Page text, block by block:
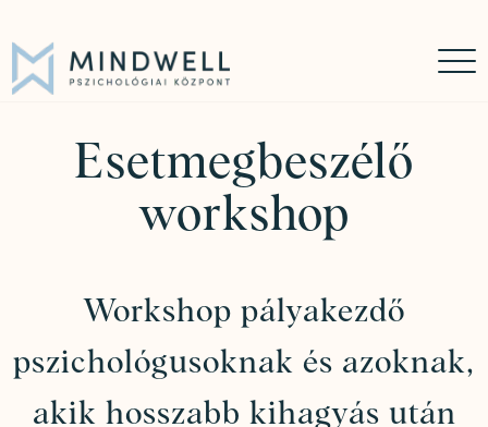
Esetmegbeszélő
workshop
Workshop pályakezdő
pszichológusoknak és azoknak,
akik hosszabb kihagyás után